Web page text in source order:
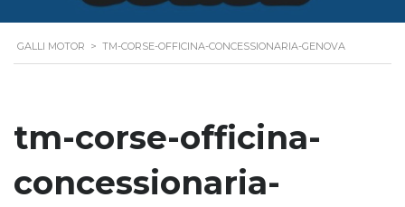
GALLI MOTOR > TM-CORSE-OFFICINA-CONCESSIONARIA-GENOVA
tm-corse-officina-
concessionaria-